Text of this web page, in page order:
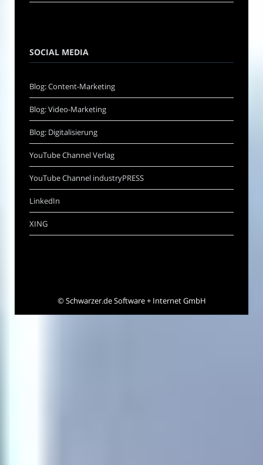
SOCIAL MEDIA
Blog: Content-Marketing
Blog: Video-Marketing
Blog: Digitalisierung
YouTube Channel Verlag
YouTube Channel industryPRESS
LinkedIn
XING
©Schwarzer.de Software + Internet GmbH